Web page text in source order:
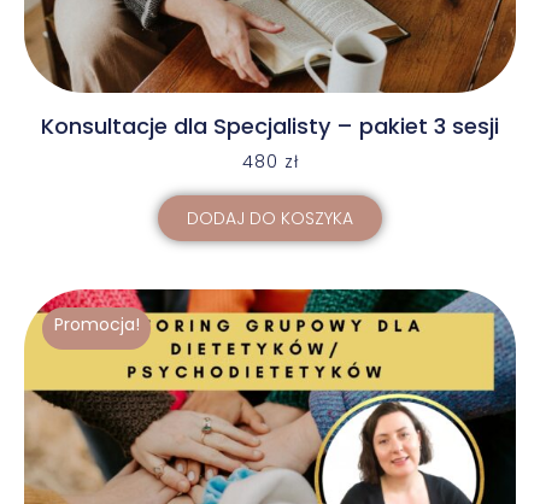
Konsultacje dla Specjalisty – pakiet 3 sesji
480 zł
DODAJ DO KOSZYKA
Promocja!